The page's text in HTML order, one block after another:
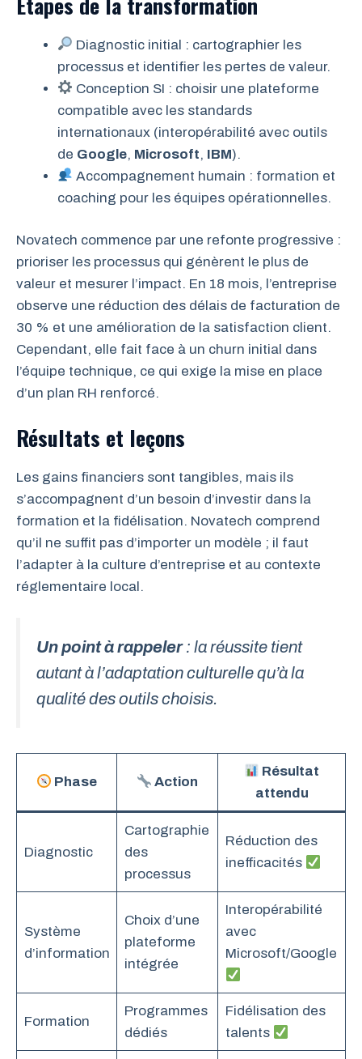
Diagnostic initial : cartographier les
processus et identifier les pertes de valeur.
Conception SI : choisir une plateforme
compatible avec les standards
internationaux (interopérabilité avec outils
de Google, Microsoft, IBM).
Accompagnement humain : formation et
coaching pour les équipes opérationnelles.
Novatech commence par une refonte progressive :
prioriser les processus qui génèrent le plus de
valeur et mesurer l’impact. En 18 mois, l’entreprise
observe une réduction des délais de facturation de
30 % et une amélioration de la satisfaction client.
Cependant, elle fait face à un churn initial dans
l’équipe technique, ce qui exige la mise en place
d’un plan RH renforcé.
Résultats et leçons
Les gains financiers sont tangibles, mais ils
s’accompagnent d’un besoin d’investir dans la
formation et la fidélisation. Novatech comprend
qu’il ne suffit pas d’importer un modèle ; il faut
l’adapter à la culture d’entreprise et au contexte
réglementaire local.
Un point à rappeler: la réussite tient
autant à l’adaptation culturelle qu’à la
qualité des outils choisis.
Phase Action
Résultat
attendu
Diagnostic
Cartographie
des
processus
Réduction des
inefficacités
Système
d’information
Choix d’une
plateforme
intégrée
Interopérabilité
avec
Microsoft/Google
Formation
Programmes
dédiés
Fidélisation des
talents